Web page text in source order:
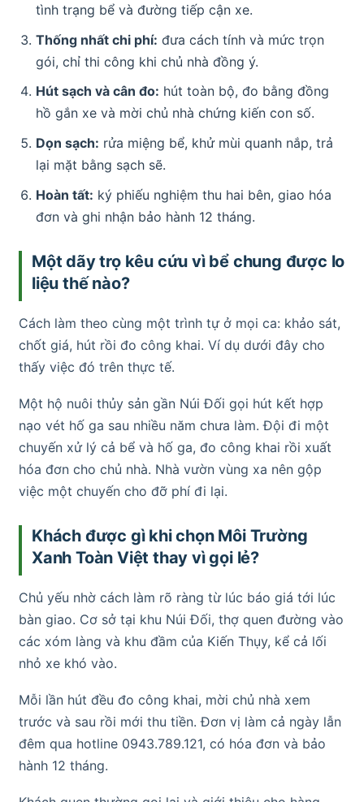
tình trạng bể và đường tiếp cận xe.
Thống nhất chi phí: đưa cách tính và mức trọn
gói, chỉ thi công khi chủ nhà đồng ý.
Hút sạch và cân đo: hút toàn bộ, đo bằng đồng
hồ gắn xe và mời chủ nhà chứng kiến con số.
Dọn sạch: rửa miệng bể, khử mùi quanh nắp, trả
lại mặt bằng sạch sẽ.
Hoàn tất: ký phiếu nghiệm thu hai bên, giao hóa
đơn và ghi nhận bảo hành 12 tháng.
Một dãy trọ kêu cứu vì bể chung được lo
liệu thế nào?
Cách làm theo cùng một trình tự ở mọi ca: khảo sát,
chốt giá, hút rồi đo công khai. Ví dụ dưới đây cho
thấy việc đó trên thực tế.
Một hộ nuôi thủy sản gần Núi Đối gọi hút kết hợp
nạo vét hố ga sau nhiều năm chưa làm. Đội đi một
chuyến xử lý cả bể và hố ga, đo công khai rồi xuất
hóa đơn cho chủ nhà. Nhà vườn vùng xa nên gộp
việc một chuyến cho đỡ phí đi lại.
Khách được gì khi chọn Môi Trường
Xanh Toàn Việt thay vì gọi lẻ?
Chủ yếu nhờ cách làm rõ ràng từ lúc báo giá tới lúc
bàn giao. Cơ sở tại khu Núi Đối, thợ quen đường vào
các xóm làng và khu đầm của Kiến Thụy, kể cả lối
nhỏ xe khó vào.
Mỗi lần hút đều đo công khai, mời chủ nhà xem
trước và sau rồi mới thu tiền. Đơn vị làm cả ngày lẫn
đêm qua hotline 0943.789.121, có hóa đơn và bảo
hành 12 tháng.